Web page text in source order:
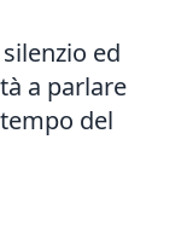
ed
a parlare
del